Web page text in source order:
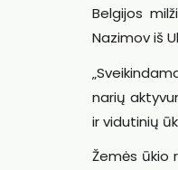
Belgijos
Nazimov iš
narių
ir vidutinių
Žemės ūkio